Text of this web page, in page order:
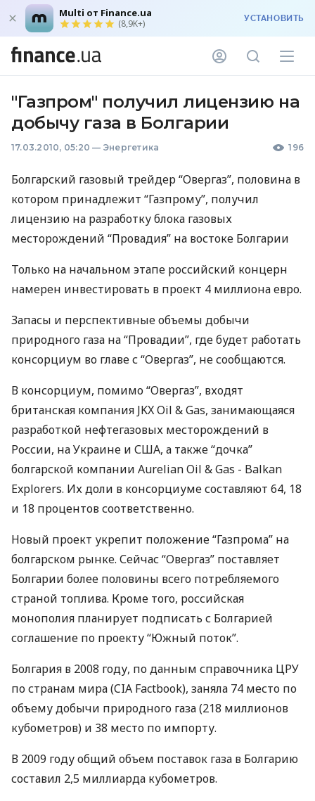
Multi от Finance.ua
(8,9K+) УСТАНОВИТЬ
"Газпром" получил лицензию на
добычу газа в Болгарии
17.03.2010, 05:20 — Энергетика 196
Болгарский газовый трейдер “Овергаз”, половина в
котором принадлежит “Газпрому”, получил
лицензию на разработку блока газовых
месторождений “Провадия” на востоке Болгарии
Только на начальном этапе российский концерн
намерен инвестировать в проект 4 миллиона евро.
Запасы и перспективные объемы добычи
природного газа на “Провадии”, где будет работать
консорциум во главе с “Овергаз”, не сообщаются.
В консорциум, помимо “Овергаз”, входят
британская компания JKX Oil & Gas, занимающаяся
разработкой нефтегазовых месторождений в
России, на Украине и США, а также “дочка”
болгарской компании Aurelian Oil & Gas - Balkan
Explorers. Их доли в консорциуме составляют 64, 18
и 18 процентов соответственно.
Новый проект укрепит положение “Газпрома” на
болгарском рынке. Сейчас “Овергаз” поставляет
Болгарии более половины всего потребляемого
страной топлива. Кроме того, российская
монополия планирует подписать с Болгарией
соглашение по проекту “Южный поток”.
Болгария в 2008 году, по данным справочника ЦРУ
по странам мира (CIA Factbook), заняла 74 место по
объему добычи природного газа (218 миллионов
кубометров) и 38 место по импорту.
В 2009 году общий объем поставок газа в Болгарию
составил 2,5 миллиарда кубометров.